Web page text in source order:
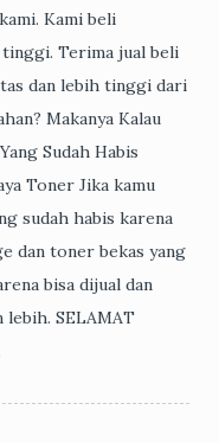
Kami beli
Terima jual beli
dan lebih tinggi dari
Makanya Kalau
Sudah Habis
Toner Jika kamu
sudah habis karena
dan toner bekas yang
bisa dijual dan
lebih. SELAMAT